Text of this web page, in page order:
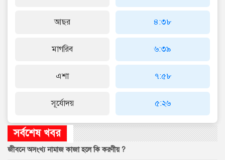
আছর
মাগরিব
এশা
সূর্যোদয়
৪:৩৮
৬:৩৯
৭:৫৮
৫:২৬
সর্বশেষ খবর
জীবনে অসংখ্য নামাজ কাজা হলে কি করণীয় ?